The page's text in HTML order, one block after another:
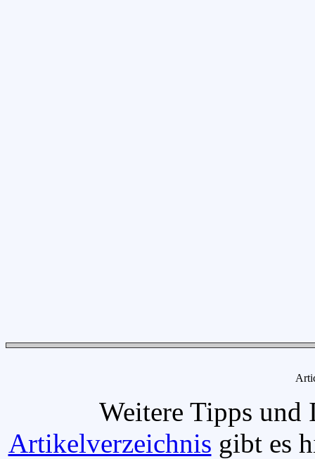
Weitere Tipps und
Artikelverzeichnis gibt es